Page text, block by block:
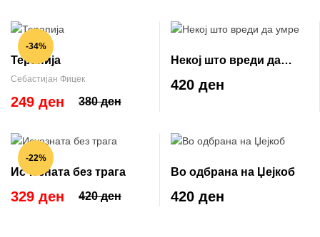
-34%
Терапија
Себастијан Фицек
380 ден
249 ден
Некој што вреди да
умре
420 ден
-22%
Исчезната без трага
420 ден
329 ден
Во одбрана на Џејкоб
420 ден